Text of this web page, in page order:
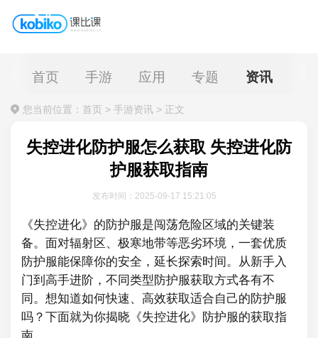
首页 手游 应用 专题 资讯
您当前位置： 首页 > 手游资讯> 正文
失控进化防护服怎么获取 失控进化防
护服获取指南
发布时间：2025-09-17 15:21:05
《失控进化》的防护服是闯荡危险区域的关键装
备。面对辐射区、极寒地带等恶劣环境，一套优质
防护服能保障你的安全，延长探索时间。从新手入
门到高手进阶，不同类型防护服获取方式各有不
同。想知道如何快速、高效获取适合自己的防护服
吗？下面就为你揭晓《失控进化》防护服的获取指